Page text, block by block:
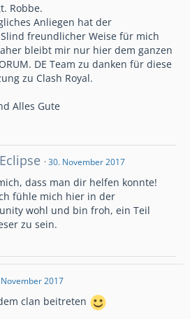
Robbe.
Anliegen hat der
freundlicher Weise für mich
bleibt mir nur hier dem ganzen
DE Team zu danken für diese
zu Clash Royal.
Alles Gute
30. November 2017
dass man dir helfen konnte!
fühle mich hier in der
wohl und bin froh, ein Teil
zu sein.
2017
clan beitreten